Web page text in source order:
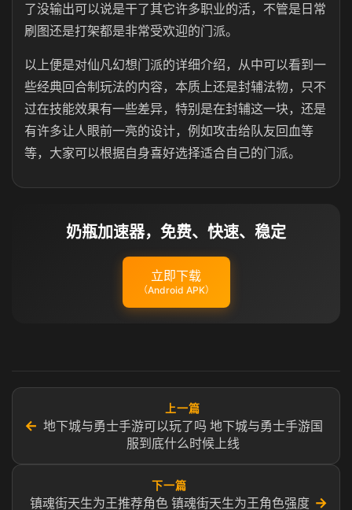
了没输出可以说是干了其它许多职业的活，不管是日常
刷图还是打架都是非常受欢迎的门派。
以上便是对仙凡幻想门派的详细介绍，从中可以看到一
些经典回合制玩法的内容，本质上还是封辅法物，只不
过在技能效果有一些差异，特别是在封辅这一块，还是
有许多让人眼前一亮的设计，例如攻击给队友回血等
等，大家可以根据自身喜好选择适合自己的门派。
奶瓶加速器，免费、快速、稳定
立即下载
（Android APK）
←
上一篇
地下城与勇士手游可以玩了吗 地下城与勇士手游国
服到底什么时候上线
下一篇
镇魂街天生为王推荐角色 镇魂街天生为王角色强度 →